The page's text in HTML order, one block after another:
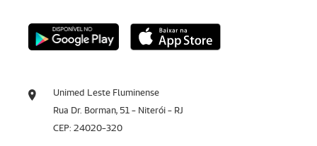
Unimed Leste Fluminense
Rua Dr. Borman, 51 - Niterói - RJ
CEP: 24020-320